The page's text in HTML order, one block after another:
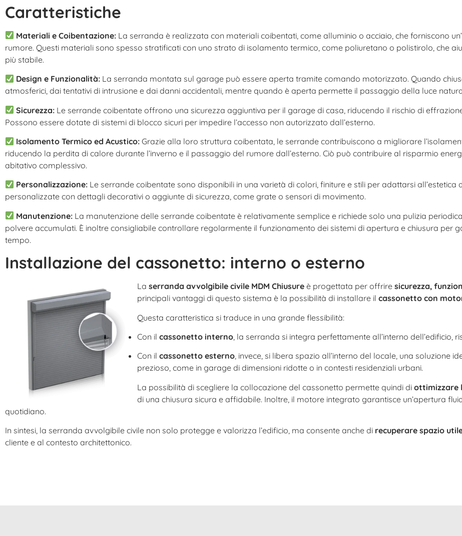
Caratteristiche
Materiali e Coibentazione: La serranda è realizzata con materiali coibentati, come alluminio o acciaio, che forniscono
rumore. Questi materiali sono spesso stratificati con uno strato di isolamento termico, come poliuretano o polistirolo, che
più stabile.
Design e Funzionalità: La serranda montata sul garage può essere aperta tramite comando motorizzato. Quando
atmosferici, dai tentativi di intrusione e dai danni accidentali, mentre quando è aperta permette il passaggio della luce
Sicurezza: Le serrande coibentate offrono una sicurezza aggiuntiva per il garage di casa, riducendo il rischio di
Possono essere dotate di sistemi di blocco sicuri per impedire l’accesso non autorizzato dall’esterno.
Isolamento Termico ed Acustico: Grazie alla loro struttura coibentata, le serrande contribuiscono a migliorare
riducendo la perdita di calore durante l’inverno e il passaggio del rumore dall’esterno. Ciò può contribuire al risparmio
abitativo complessivo.
Personalizzazione: Le serrande coibentate sono disponibili in una varietà di colori, finiture e stili per adattarsi all’estetica
personalizzate con dettagli decorativi o aggiunte di sicurezza, come grate o sensori di movimento.
Manutenzione: La manutenzione delle serrande coibentate è relativamente semplice e richiede solo una pulizia
polvere accumulati. È inoltre consigliabile controllare regolarmente il funzionamento dei sistemi di apertura e chiusura per
tempo.
Installazione del cassonetto: interno o esterno
La serranda avvolgibile civile MDM Chiusure è progettata per offrire sicurezza,
principali vantaggi di questo sistema è la possibilità di installare il cassonetto con
Questa caratteristica si traduce in una grande flessibilità:
Con il cassonetto interno , la serranda si integra perfettamente all’interno dell’edificio,
Con il cassonetto esterno, invece, si libera spazio all’interno del locale, una soluzione
prezioso, come in garage di dimensioni ridotte o in contesti residenziali urbani.
La possibilità di scegliere la collocazione del cassonetto permette quindi di ottimizzare
di una chiusura sicura e affidabile. Inoltre, il motore integrato garantisce un’apertura
quotidiano.
In sintesi, la serranda avvolgibile civile non solo protegge e valorizza l’edificio, ma consente anche di recuperare spazio
cliente e al contesto architettonico.